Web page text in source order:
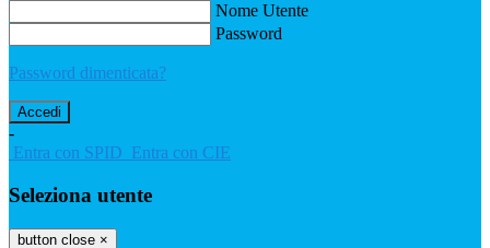
Nome Utente
Password
Password dimenticata?
-
Entra con SPID Entra con CIE
Seleziona utente
button close ×